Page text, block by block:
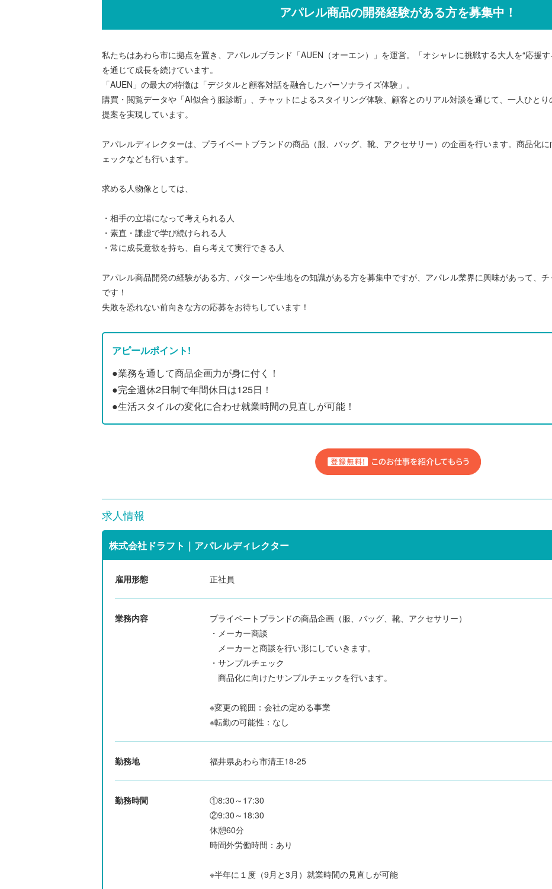
アパレル商品の開発経験がある方を募集中！
私たちはあわら市に拠点を置き、アパレルブランド「AUEN（オーエン）」を運営。「オシャレに挑戦する大人を“応援
を通じて成長を続けています。
「AUEN」の最大の特徴は「デジタルと顧客対話を融合したパーソナライズ体験」。
購買・閲覧データや「AI似合う服診断」、チャットによるスタイリング体験、顧客とのリアル対談を通じて、一人ひと
提案を実現しています。
アパレルディレクターは、プライベートブランドの商品（服、バッグ、靴、アクセサリー）の企画を行います。商品化
ェックなども行います。
求める人物像としては、
・相手の立場になって考えられる人
・素直・謙虚で学び続けられる人
・常に成長意欲を持ち、自ら考えて実行できる人
アパレル商品開発の経験がある方、パターンや生地をの知識がある方を募集中ですが、アパレル業界に興味があって、
です！
失敗を恐れない前向きな方の応募をお待ちしています！
アピールポイント!
●業務を通して商品企画力が身に付く！
●完全週休2日制で年間休日は125日！
●生活スタイルの変化に合わせ就業時間の見直しが可能！
求人情報
株式会社ドラフト｜アパレルディレクター
雇用形態 正社員
業務内容
プライベートブランドの商品企画（服、バッグ、靴、アクセサリー）
・メーカー商談
メーカーと商談を行い形にしていきます。
・サンプルチェック
商品化に向けたサンプルチェックを行います。
※変更の範囲：会社の定める事業
※転勤の可能性：なし
勤務地 福井県あわら市清王18-25
勤務時間
①8:30～17:30
②9:30～18:30
休憩60分
時間外労働時間：あり
※半年に１度（9月と3月）就業時間の見直しが可能